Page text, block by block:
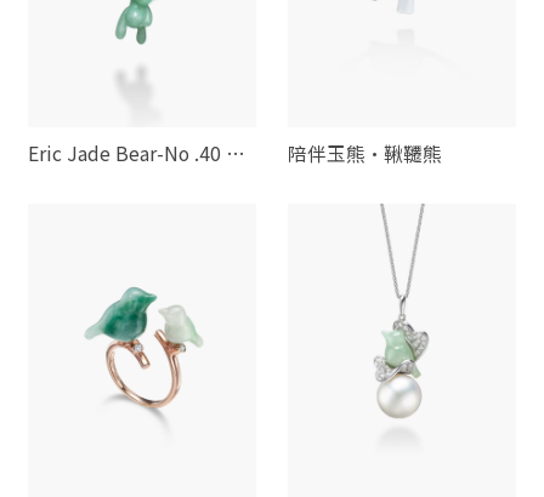
Eric Jade Bear-No .40 氣
陪伴玉熊·鞦韆熊